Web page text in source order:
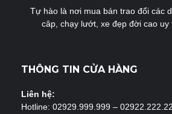
Tự hào là nơi mua bán trao đổi các
câp, chạy lướt, xe đẹp đời cao
THÔNG TIN CỬA HÀNG
Liên hệ:
Hotline: 02929.999.999 –